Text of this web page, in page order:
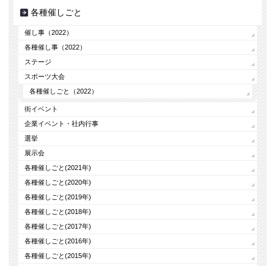
各種催しごと
催し事（2022）
各種催し事（2022）
ステージ
スポーツ大会
各種催しごと（2022）
街イベント
企業イベント・社内行事
選挙
展示会
各種催しごと(2021年)
各種催しごと(2020年)
各種催しごと(2019年)
各種催しごと(2018年)
各種催しごと(2017年)
各種催しごと(2016年)
各種催しごと(2015年)